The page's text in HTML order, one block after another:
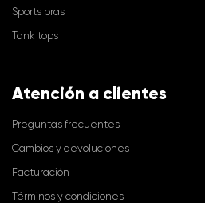
Sports bras
Tank tops
Atención a clientes
Preguntas frecuentes
Cambios y devoluciones
Facturación
Términos y condiciones